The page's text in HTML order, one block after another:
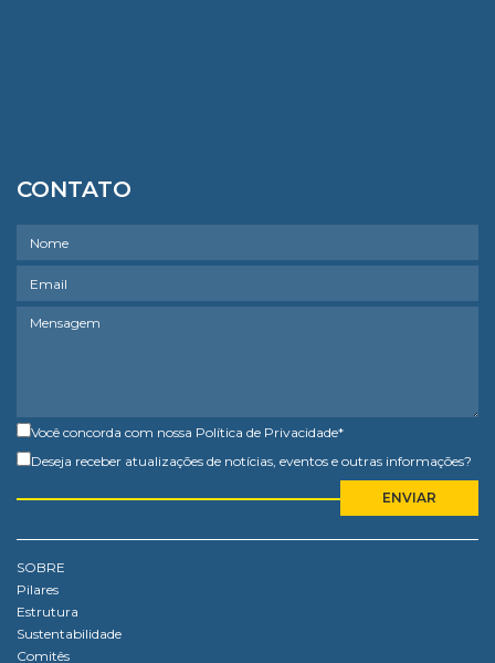
CONTATO
Você concorda com nossa Política de Privacidade*
Deseja receber atualizações de notícias, eventos e outras informações?
SOBRE
Pilares
Estrutura
Sustentabilidade
Comitês